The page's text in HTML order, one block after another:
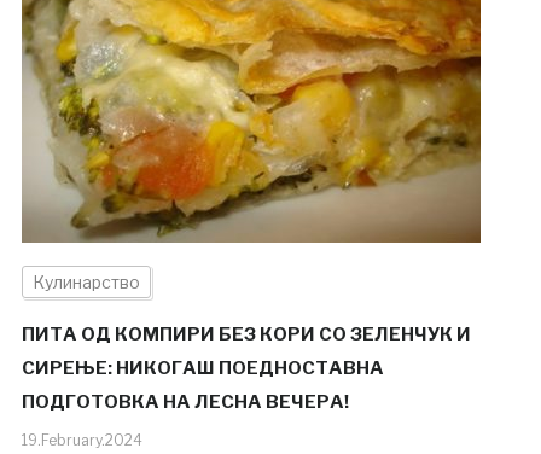
Кулинарство
ПИТА ОД КОМПИРИ БЕЗ КОРИ СО ЗЕЛЕНЧУК И
СИРЕЊЕ: НИКОГАШ ПОЕДНОСТАВНА
ПОДГОТОВКА НА ЛЕСНА ВЕЧЕРА!
19.February.2024